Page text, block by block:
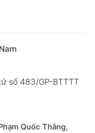
số 483/GP-BTTTT
Quốc Thắng,